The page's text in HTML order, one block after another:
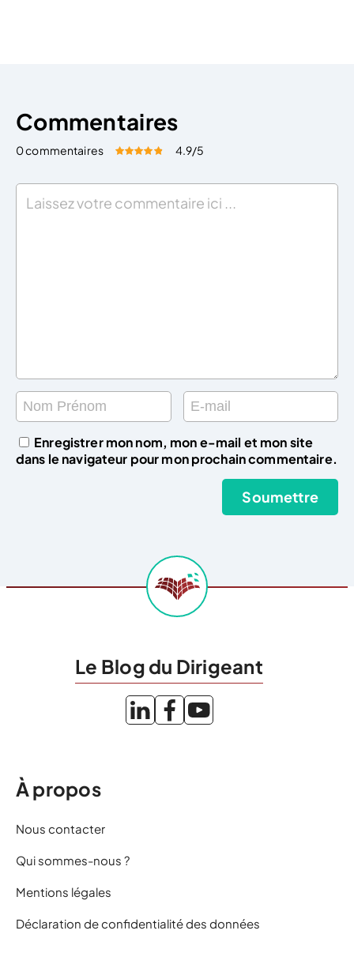
Commentaires
0 commentaires Évaluez cet article:
4.9/5
Enregistrer mon nom, mon e-mail et mon site
dans le navigateur pour mon prochain commentaire.
Le Blog du Dirigeant
À propos
Nous contacter
Qui sommes-nous ?
Mentions légales
Déclaration de confidentialité des données